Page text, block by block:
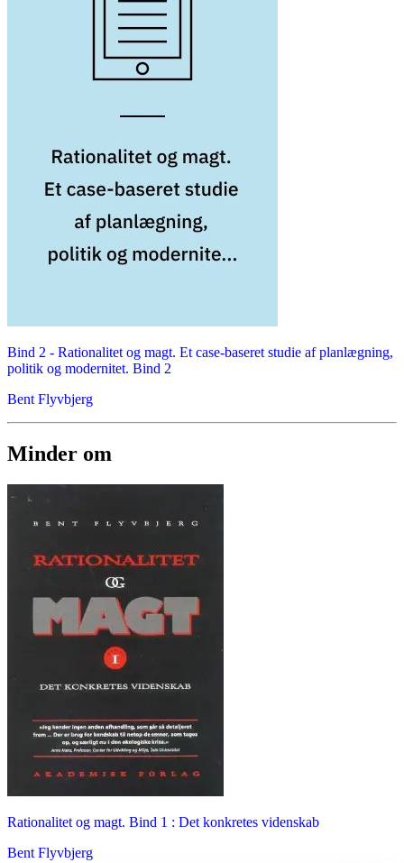
Bind 2 - Rationalitet og magt. Et case-baseret studie af planlægning,
politik og modernitet. Bind 2
Bent Flyvbjerg
Minder om
Rationalitet og magt. Bind 1 : Det konkretes videnskab
Bent Flyvbjerg